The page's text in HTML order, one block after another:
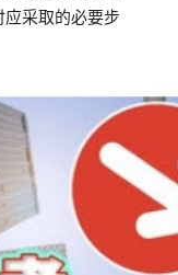
采取的必要步